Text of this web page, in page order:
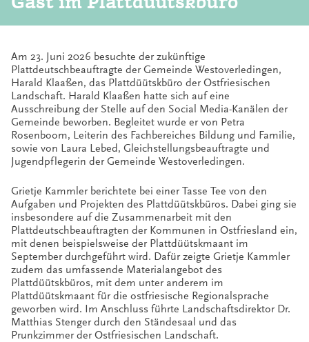
Am 23. Juni 2026 besuchte der zukünftige
Plattdeutschbeauftragte der Gemeinde Westoverledingen,
Harald Klaaßen, das Plattdüütskbüro der Ostfriesischen
Landschaft. Harald Klaaßen hatte sich auf eine
Ausschreibung der Stelle auf den Social Media-Kanälen der
Gemeinde beworben. Begleitet wurde er von Petra
Rosenboom, Leiterin des Fachbereiches Bildung und Familie,
sowie von Laura Lebed, Gleichstellungsbeauftragte und
Jugendpflegerin der Gemeinde Westoverledingen.
Grietje Kammler berichtete bei einer Tasse Tee von den
Aufgaben und Projekten des Plattdüütskbüros. Dabei ging sie
insbesondere auf die Zusammenarbeit mit den
Plattdeutschbeauftragten der Kommunen in Ostfriesland ein,
mit denen beispielsweise der Plattdüütskmaant im
September durchgeführt wird. Dafür zeigte Grietje Kammler
zudem das umfassende Materialangebot des
Plattdüütskbüros, mit dem unter anderem im
Plattdüütskmaant für die ostfriesische Regionalsprache
geworben wird. Im Anschluss führte Landschaftsdirektor Dr.
Matthias Stenger durch den Ständesaal und das
Prunkzimmer der Ostfriesischen Landschaft.